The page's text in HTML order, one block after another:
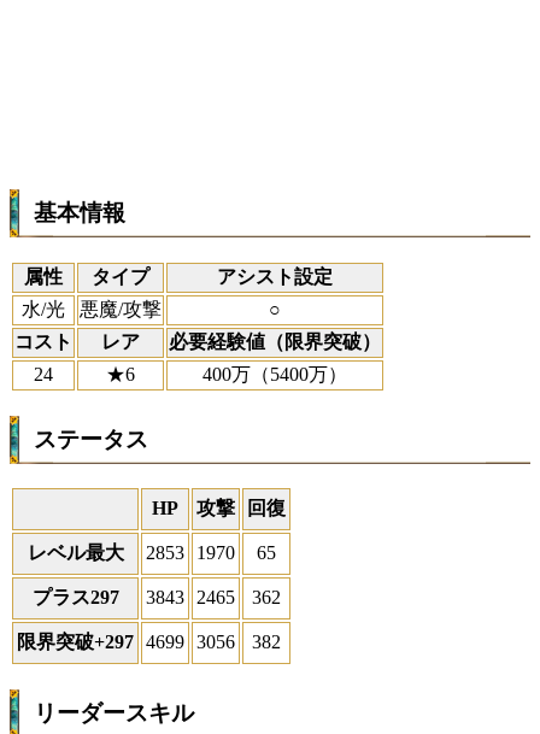
基本情報
属性 タイプ
アシスト設定
水/光
悪魔/攻撃
○
コスト
レア
必要経験値（限界突破）
24
★6 400万（5400万）
ステータス
HP 攻撃 回復
レベル最大 2853 1970 65
プラス297 3843 2465 362
限界突破+297 4699 3056 382
リーダースキル